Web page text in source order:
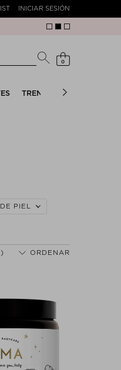
INICIAR SESIÓN
0
TRENDS THE SUMMER
PIEL
ORDENAR